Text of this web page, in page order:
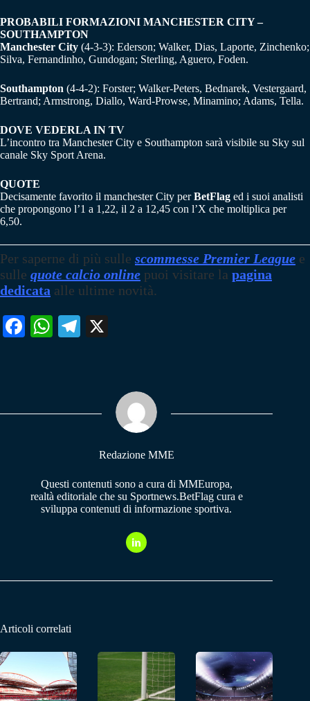
PROBABILI FORMAZIONI MANCHESTER CITY –
SOUTHAMPTON
Manchester City (4-3-3): Ederson; Walker, Dias, Laporte, Zinchenko;
Silva, Fernandinho, Gundogan; Sterling, Aguero, Foden.
Southampton (4-4-2): Forster; Walker-Peters, Bednarek, Vestergaard,
Bertrand; Armstrong, Diallo, Ward-Prowse, Minamino; Adams, Tella.
DOVE VEDERLA IN TV
L’incontro tra Manchester City e Southampton sarà visibile su Sky sul
canale Sky Sport Arena.
QUOTE
Decisamente favorito il manchester City perBetFlag ed i suoi analisti
che propongono l’1 a 1,22, il 2 a 12,45 con l’X che moltiplica per
6,50.
Per saperne di più sulle scommesse Premier League e
sulle quote calcio online puoi visitare la pagina
dedicata alle ultime novità.
Fa W
pp
Te
m
Redazione MME
Questi contenuti sono a cura di MMEuropa,
realtà editoriale che su Sportnews.BetFlag cura e
sviluppa contenuti di informazione sportiva.
Articoli correlati